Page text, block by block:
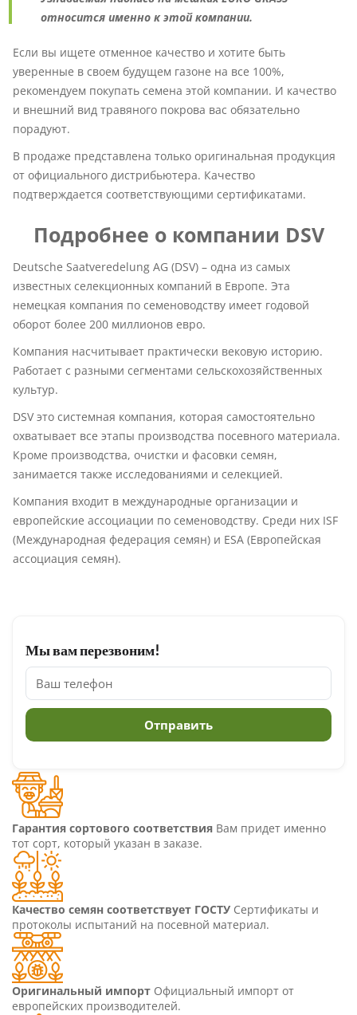
относится именно к этой компании.
Если вы ищете отменное качество и хотите быть
уверенные в своем будущем газоне на все 100%,
рекомендуем покупать семена этой компании. И качество
и внешний вид травяного покрова вас обязательно
порадуют.
В продаже представлена только оригинальная продукция
от официального дистрибьютера. Качество
подтверждается соответствующими сертификатами.
Подробнее о компании DSV
Deutsche Saatveredelung AG (DSV) – одна из самых
известных селекционных компаний в Европе. Эта
немецкая компания по семеноводству имеет годовой
оборот более 200 миллионов евро.
Компания насчитывает практически вековую историю.
Работает с разными сегментами сельскохозяйственных
культур.
DSV это системная компания, которая самостоятельно
охватывает все этапы производства посевного материала.
Кроме производства, очистки и фасовки семян,
занимается также исследованиями и селекцией.
Компания входит в международные организации и
европейские ассоциации по семеноводству. Среди них ISF
(Международная федерация семян) и ESA (Европейская
ассоциация семян).
Мы вам перезвоним!
Гарантия сортового соответствия Вам придет именно
тот сорт, который указан в заказе.
Качество семян соответствует ГОСТУ Сертификаты и
протоколы испытаний на посевной материал.
Оригинальный импорт Официальный импорт от
европейских производителей.